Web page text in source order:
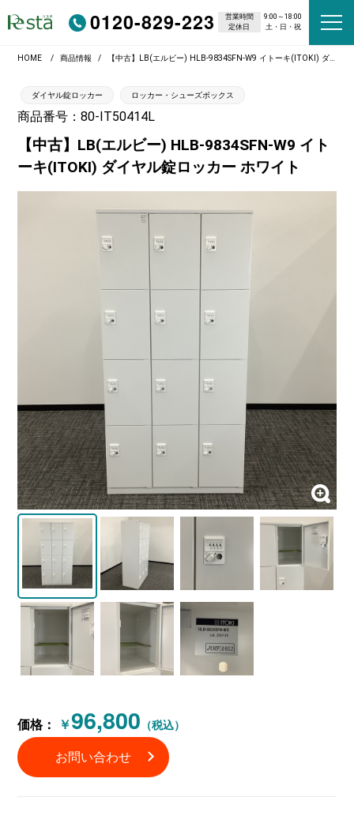
0120-829-223 営業時間
9:00～18:00
定休日
土・日・祝
HOME 商品情報 【中古】LB(エルビー) HLB-9834SFN-W9 イトーキ(ITOKI) ダイヤル錠ロッカー ホワイト
ダイヤル錠ロッカー ロッカー・シューズボックス
商品番号：80-IT50414L
【中古】LB(エルビー) HLB-9834SFN-W9 イト
ーキ(ITOKI) ダイヤル錠ロッカー ホワイト
価格： ￥96,800 （税込）
お問い合わせ